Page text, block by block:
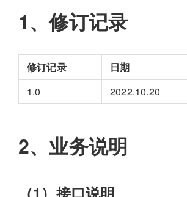
1、修订记录
修订记录 日期
1.0
2022.10.20
2、业务说明
（1）接口说明